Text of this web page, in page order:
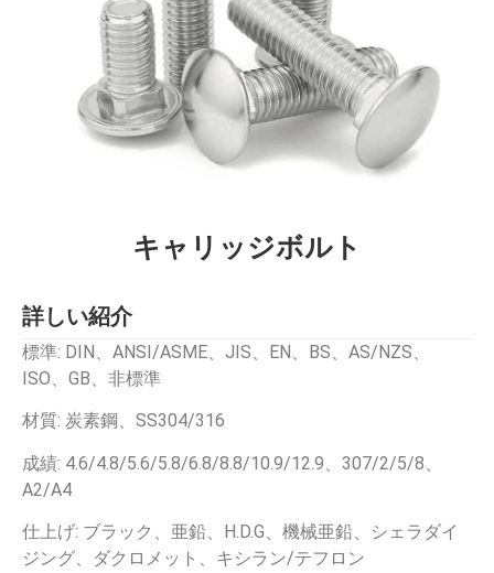
キャリッジボルト
詳しい紹介
標準: DIN、ANSI/ASME、JIS、EN、BS、AS/NZS、
ISO、GB、非標準
材質: 炭素鋼、SS304/316
成績: 4.6/4.8/5.6/5.8/6.8/8.8/10.9/12.9、307/2/5/8、
A2/A4
仕上げ: ブラック、亜鉛、H.D.G、機械亜鉛、シェラダイ
ジング、ダクロメット、キシラン/テフロン